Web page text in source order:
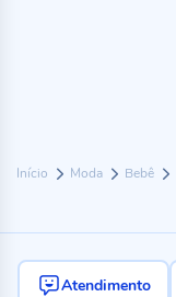
Início Moda Bebê
Atendimento